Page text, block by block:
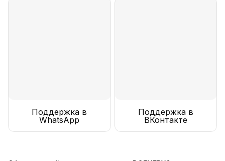
Поддержка в
WhatsApp
Поддержка в
ВКонтакте